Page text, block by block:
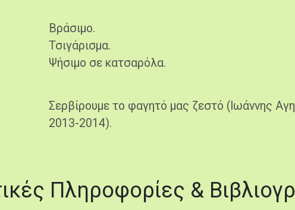
Βράσιμο.
Τσιγάρισμα.
Ψήσιμο σε κατσαρόλα.
Σερβίρουμε το φαγητό μας ζεστό (Ιωάννης
2013-2014).
Πληροφορίες &